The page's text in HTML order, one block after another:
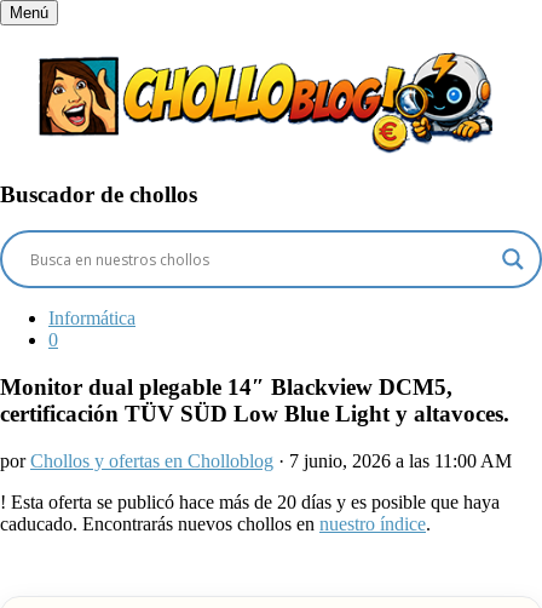
Menú
Buscador de chollos
Informática
0
Monitor dual plegable 14″ Blackview DCM5,
certificación TÜV SÜD Low Blue Light y altavoces.
porChollos y ofertas en Cholloblog · 7 junio, 2026 a las 11:00 AM
! Esta oferta se publicó hace más de 20 días y es posible que haya
caducado. Encontrarás nuevos chollos en nuestro índice.